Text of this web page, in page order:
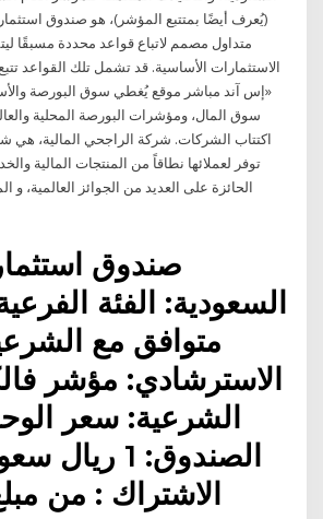
(يُعرف أيضًا بمتتبع المؤشر)، هو صندوق
متداول مصمم لاتباع قواعد محددة مسبقًا
الاستثمارات الأساسية. قد تشمل تلك القواعد
«إس آند مباشر موقع يُغطي سوق البورصة
سوق المال، ومؤشرات البورصة المحلية
اكتتاب الشركات. شركة الراجحي المالية، هي
توفر لعملائها نطاقاً من المنتجات المالية
الحائزة على العديد من الجوائز العالمية، و
صندوق
السعودية: الفئة
متوافق مع
الاسترشادي: مؤشر
الشرعية: سعر
الصندوق: 1
الاشتراك : من